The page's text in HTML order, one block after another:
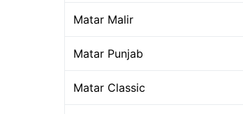
Matar Malir
Matar Punjab
Matar Classic